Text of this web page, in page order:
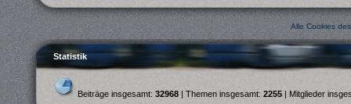
Alle Cookies
Statistik
Beiträge insgesamt: 32968 | Themen insgesamt: 2255 | Mitglieder